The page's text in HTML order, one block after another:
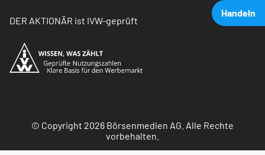
Handeln
DER AKTIONÄR ist IVW-geprüft
© Copyright 2026 Börsenmedien AG. Alle Rechte
vorbehalten.